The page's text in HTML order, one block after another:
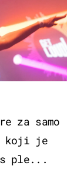
za samo
koji je
s ple...